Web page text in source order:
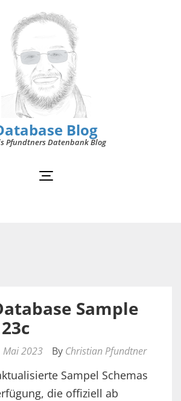
Blog
Pfundtners Datenbank Blog
Sample
Mai 2023 By Christian Pfundtner
Sampel Schemas
die offiziell ab